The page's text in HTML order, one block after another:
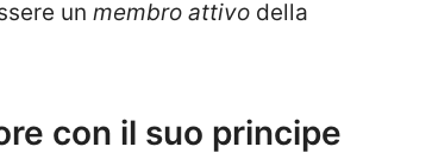
un membro attivo della
con il suo principe